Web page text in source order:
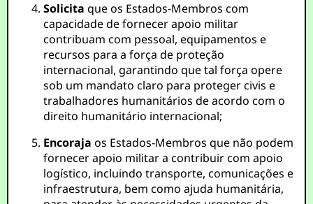
Solicita que os Estados-Membros com
capacidade de fornecer apoio militar
contribuam com pessoal, equipamentos e
recursos para a força de proteção
internacional, garantindo que tal força opere
sob um mandato claro para proteger civis e
trabalhadores humanitários de acordo com o
direito humanitário internacional;
Encoraja os Estados-Membros que não podem
fornecer apoio militar a contribuir com apoio
logístico, incluindo transporte, comunicações e
infraestrutura, bem como ajuda humanitária,